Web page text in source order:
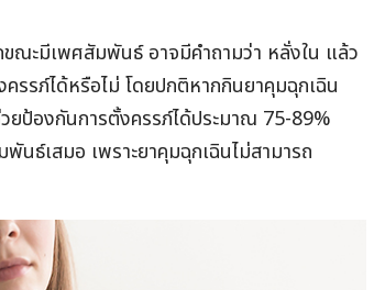
ณะมีเพศสัมพันธ์ อาจมีคำถามว่า หลั่งใน แล้ว
รรภ์ได้หรือไม่ โดยปกติหากกินยาคุมฉุกเฉิน
ป้องกันการตั้งครรภ์ได้ประมาณ 75-89%
นธ์เสมอ เพราะยาคุมฉุกเฉินไม่สามารถ